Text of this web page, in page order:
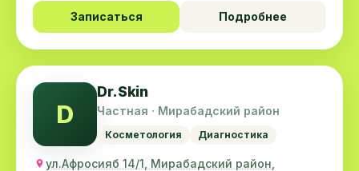
Записаться Подробнее
D
Dr.Skin
Частная · Мирабадский район
Косметология Диагностика
ул.Афросияб 14/1, Мирабадский район,